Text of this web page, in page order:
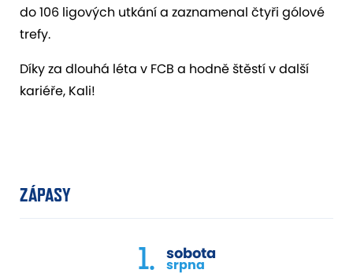
do 106 ligových utkání a zaznamenal čtyři gólové
trefy.
Díky za dlouhá léta v FCB a hodně štěstí v další
kariéře, Kali!
ZÁPASY
1. sobota
srpna